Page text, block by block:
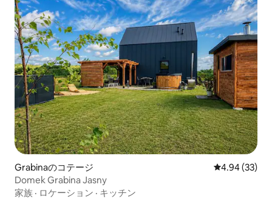
Grabinaのコテージ レビュー33
4.94 (33)
Domek Grabina Jasny
家族 · ロケーション · キッチン